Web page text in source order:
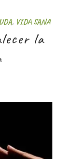
, VIDA SANA
la